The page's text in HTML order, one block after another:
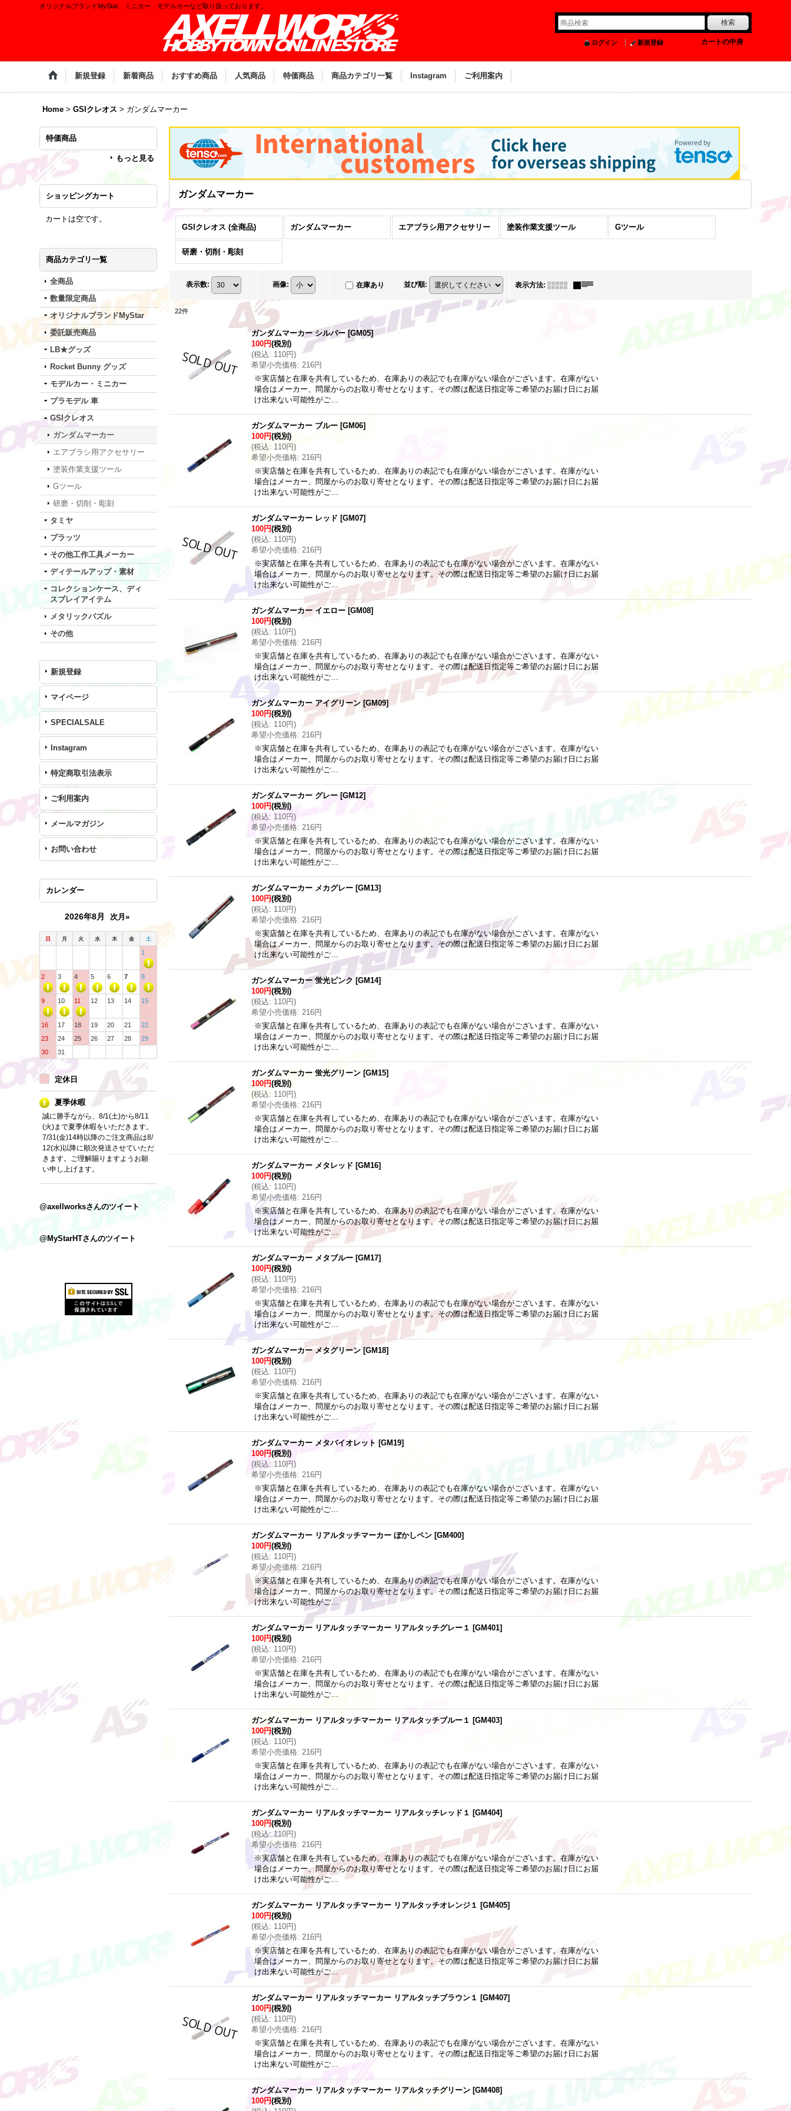
オリジナルブランドMyStar、ミニカー、モデルカーなど取り扱っております。
カートの中身
ログイン 新規登録
新規登録 新着商品 おすすめ商品 人気商品 特価商品 商品カテゴリ一覧 Instagram ご利用案内
Home > GSIクレオス > ガンダムマーカー
特価商品
もっと見る
ショッピングカート
カートは空です。
商品カテゴリ一覧
全商品
数量限定商品
オリジナルブランドMyStar
委託販売商品
LB★グッズ
Rocket Bunny グッズ
モデルカー・ミニカー
プラモデル 車
GSIクレオス
ガンダムマーカー
エアブラシ用アクセサリー
塗装作業支援ツール
Gツール
研磨・切削・彫刻
タミヤ
プラッツ
その他工作工具メーカー
ディテールアップ・素材
コレクションケース、ディ
スプレイアイテム
メタリックパズル
その他
新規登録
マイページ
SPECIALSALE
Instagram
特定商取引法表示
ご利用案内
メールマガジン
お問い合わせ
カレンダー
2026年8月 次月»
日 月 火 水 木 金 土
1
2 3 4 5 6 7 8
9 10 11 12 13 14 15
16 17 18 19 20 21
22
23
24 25 26 27 28
29
30
31
定休日
夏季休暇
誠に勝手ながら、8/1(土)から8/11
(火)まで夏季休暇をいただきます。
7/31(金)14時以降のご注文商品は8/
12(水)以降に順次発送させていただ
きます。ご理解賜りますようお願
い申し上げます。
@axellworksさんのツイート
@MyStarHTさんのツイート
ガンダムマーカー
GSIクレオス (全商品) ガンダムマーカー エアブラシ用アクセサリー 塗装作業支援ツール Gツール
研磨・切削・彫刻
表示数: 画像: 在庫あり 並び順: 表示方法:
22件
ガンダムマーカー シルバー [GM05]
100円(税別)
(税込: 110円)
希望小売価格: 216円
※実店舗と在庫を共有しているため、在庫ありの表記でも在庫がない場合がございます。在庫がない
場合はメーカー、問屋からのお取り寄せとなります。その際は配送日指定等ご希望のお届け日にお届
け出来ない可能性がご…
ガンダムマーカー ブルー [GM06]
100円(税別)
(税込: 110円)
希望小売価格: 216円
※実店舗と在庫を共有しているため、在庫ありの表記でも在庫がない場合がございます。在庫がない
場合はメーカー、問屋からのお取り寄せとなります。その際は配送日指定等ご希望のお届け日にお届
け出来ない可能性がご…
ガンダムマーカー レッド [GM07]
100円(税別)
(税込: 110円)
希望小売価格: 216円
※実店舗と在庫を共有しているため、在庫ありの表記でも在庫がない場合がございます。在庫がない
場合はメーカー、問屋からのお取り寄せとなります。その際は配送日指定等ご希望のお届け日にお届
け出来ない可能性がご…
ガンダムマーカー イエロー [GM08]
100円(税別)
(税込: 110円)
希望小売価格: 216円
※実店舗と在庫を共有しているため、在庫ありの表記でも在庫がない場合がございます。在庫がない
場合はメーカー、問屋からのお取り寄せとなります。その際は配送日指定等ご希望のお届け日にお届
け出来ない可能性がご…
ガンダムマーカー アイグリーン [GM09]
100円(税別)
(税込: 110円)
希望小売価格: 216円
※実店舗と在庫を共有しているため、在庫ありの表記でも在庫がない場合がございます。在庫がない
場合はメーカー、問屋からのお取り寄せとなります。その際は配送日指定等ご希望のお届け日にお届
け出来ない可能性がご…
ガンダムマーカー グレー [GM12]
100円(税別)
(税込: 110円)
希望小売価格: 216円
※実店舗と在庫を共有しているため、在庫ありの表記でも在庫がない場合がございます。在庫がない
場合はメーカー、問屋からのお取り寄せとなります。その際は配送日指定等ご希望のお届け日にお届
け出来ない可能性がご…
ガンダムマーカー メカグレー [GM13]
100円(税別)
(税込: 110円)
希望小売価格: 216円
※実店舗と在庫を共有しているため、在庫ありの表記でも在庫がない場合がございます。在庫がない
場合はメーカー、問屋からのお取り寄せとなります。その際は配送日指定等ご希望のお届け日にお届
け出来ない可能性がご…
ガンダムマーカー 蛍光ピンク [GM14]
100円(税別)
(税込: 110円)
希望小売価格: 216円
※実店舗と在庫を共有しているため、在庫ありの表記でも在庫がない場合がございます。在庫がない
場合はメーカー、問屋からのお取り寄せとなります。その際は配送日指定等ご希望のお届け日にお届
け出来ない可能性がご…
ガンダムマーカー 蛍光グリーン [GM15]
100円(税別)
(税込: 110円)
希望小売価格: 216円
※実店舗と在庫を共有しているため、在庫ありの表記でも在庫がない場合がございます。在庫がない
場合はメーカー、問屋からのお取り寄せとなります。その際は配送日指定等ご希望のお届け日にお届
け出来ない可能性がご…
ガンダムマーカー メタレッド [GM16]
100円(税別)
(税込: 110円)
希望小売価格: 216円
※実店舗と在庫を共有しているため、在庫ありの表記でも在庫がない場合がございます。在庫がない
場合はメーカー、問屋からのお取り寄せとなります。その際は配送日指定等ご希望のお届け日にお届
け出来ない可能性がご…
ガンダムマーカー メタブルー [GM17]
100円(税別)
(税込: 110円)
希望小売価格: 216円
※実店舗と在庫を共有しているため、在庫ありの表記でも在庫がない場合がございます。在庫がない
場合はメーカー、問屋からのお取り寄せとなります。その際は配送日指定等ご希望のお届け日にお届
け出来ない可能性がご…
ガンダムマーカー メタグリーン [GM18]
100円(税別)
(税込: 110円)
希望小売価格: 216円
※実店舗と在庫を共有しているため、在庫ありの表記でも在庫がない場合がございます。在庫がない
場合はメーカー、問屋からのお取り寄せとなります。その際は配送日指定等ご希望のお届け日にお届
け出来ない可能性がご…
ガンダムマーカー メタバイオレット [GM19]
100円(税別)
(税込: 110円)
希望小売価格: 216円
※実店舗と在庫を共有しているため、在庫ありの表記でも在庫がない場合がございます。在庫がない
場合はメーカー、問屋からのお取り寄せとなります。その際は配送日指定等ご希望のお届け日にお届
け出来ない可能性がご…
ガンダムマーカー リアルタッチマーカー ぼかしペン [GM400]
100円(税別)
(税込: 110円)
希望小売価格: 216円
※実店舗と在庫を共有しているため、在庫ありの表記でも在庫がない場合がございます。在庫がない
場合はメーカー、問屋からのお取り寄せとなります。その際は配送日指定等ご希望のお届け日にお届
け出来ない可能性がご…
ガンダムマーカー リアルタッチマーカー リアルタッチグレー１ [GM401]
100円(税別)
(税込: 110円)
希望小売価格: 216円
※実店舗と在庫を共有しているため、在庫ありの表記でも在庫がない場合がございます。在庫がない
場合はメーカー、問屋からのお取り寄せとなります。その際は配送日指定等ご希望のお届け日にお届
け出来ない可能性がご…
ガンダムマーカー リアルタッチマーカー リアルタッチブルー１ [GM403]
100円(税別)
(税込: 110円)
希望小売価格: 216円
※実店舗と在庫を共有しているため、在庫ありの表記でも在庫がない場合がございます。在庫がない
場合はメーカー、問屋からのお取り寄せとなります。その際は配送日指定等ご希望のお届け日にお届
け出来ない可能性がご…
ガンダムマーカー リアルタッチマーカー リアルタッチレッド１ [GM404]
100円(税別)
(税込: 110円)
希望小売価格: 216円
※実店舗と在庫を共有しているため、在庫ありの表記でも在庫がない場合がございます。在庫がない
場合はメーカー、問屋からのお取り寄せとなります。その際は配送日指定等ご希望のお届け日にお届
け出来ない可能性がご…
ガンダムマーカー リアルタッチマーカー リアルタッチオレンジ１ [GM405]
100円(税別)
(税込: 110円)
希望小売価格: 216円
※実店舗と在庫を共有しているため、在庫ありの表記でも在庫がない場合がございます。在庫がない
場合はメーカー、問屋からのお取り寄せとなります。その際は配送日指定等ご希望のお届け日にお届
け出来ない可能性がご…
ガンダムマーカー リアルタッチマーカー リアルタッチブラウン１ [GM407]
100円(税別)
(税込: 110円)
希望小売価格: 216円
※実店舗と在庫を共有しているため、在庫ありの表記でも在庫がない場合がございます。在庫がない
場合はメーカー、問屋からのお取り寄せとなります。その際は配送日指定等ご希望のお届け日にお届
け出来ない可能性がご…
ガンダムマーカー リアルタッチマーカー リアルタッチグリーン [GM408]
100円(税別)